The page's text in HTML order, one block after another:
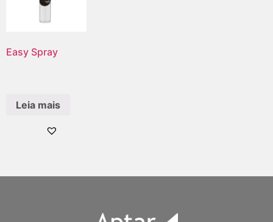
Easy Spray
Leia mais